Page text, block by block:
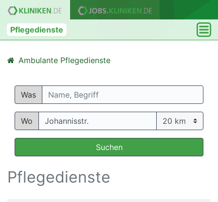
Pflegedienste
Ambulante Pflegedienste
Was
Wo
Suchen
Pflegedienste